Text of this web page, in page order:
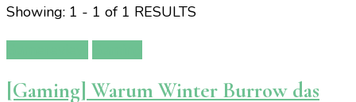
Showing: 1 - 1 of 1 RESULTS
[Gaming] Warum Winter Burrow das